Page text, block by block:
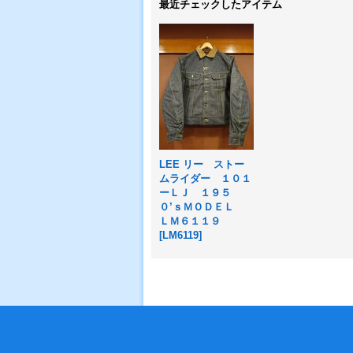
最近チェックしたアイテム
LEE リー ストー
ムライダー １０１
ーＬＪ １９５
０’ｓＭＯＤＥＬ
ＬＭ６１１９
[LM6119]